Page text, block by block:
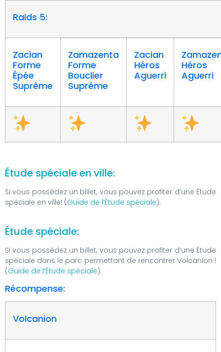
Raids 5:
Zacian
Forme
Épée
Suprême
Zamazenta
Forme
Bouclier
Suprême
Zacian
Héros
Aguerri
Héros
Aguerri
Étude spéciale en ville:
Si vous possédez un billet, vous pouvez profiter d’une Étude
spéciale en ville! (Guide de l’Étude spéciale).
Étude spéciale:
Si vous possédez un billet, vous pouvez profiter d’une Étude
spéciale dans le parc permettant de rencontrer Volcanion !
(Guide de l’Étude spéciale).
Récompense:
Volcanion